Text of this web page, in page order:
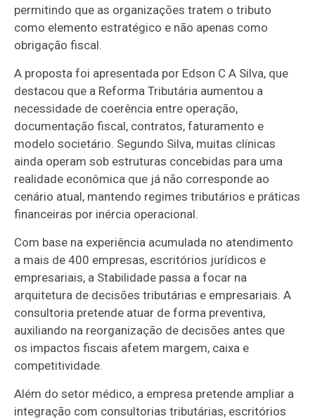
permitindo que as organizações tratem o tributo
como elemento estratégico e não apenas como
obrigação fiscal.
A proposta foi apresentada por Edson C A Silva, que
destacou que a Reforma Tributária aumentou a
necessidade de coerência entre operação,
documentação fiscal, contratos, faturamento e
modelo societário. Segundo Silva, muitas clínicas
ainda operam sob estruturas concebidas para uma
realidade econômica que já não corresponde ao
cenário atual, mantendo regimes tributários e práticas
financeiras por inércia operacional.
Com base na experiência acumulada no atendimento
a mais de 400 empresas, escritórios jurídicos e
empresariais, a Stabilidade passa a focar na
arquitetura de decisões tributárias e empresariais. A
consultoria pretende atuar de forma preventiva,
auxiliando na reorganização de decisões antes que
os impactos fiscais afetem margem, caixa e
competitividade.
Além do setor médico, a empresa pretende ampliar a
integração com consultorias tributárias, escritórios